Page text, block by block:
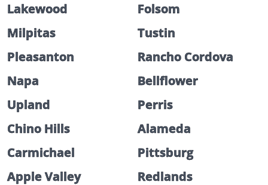
Lakewood
Folsom
Milpitas
Tustin
Pleasanton
Rancho Cordova
Napa
Bellflower
Upland
Perris
Chino Hills
Alameda
Carmichael
Pittsburg
Apple Valley
Redlands